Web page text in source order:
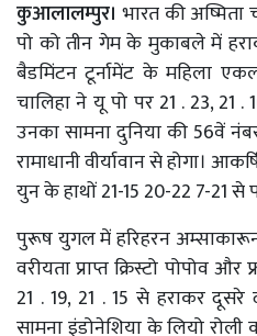
कुआलालम्पुर।भारत की अष्मिता
पो को तीन गेम के मुकाबले में
बैडमिंटन टूर्नामेंट के महिला
चालिहा ने यू पो पर 21 . 23, 21
उनका सामना दुनिया की 56वें
रामाधानी वीर्यावान से होगा।
युन के हाथों 21-15 20-22 7-21 से
पुरूष युगल में हरिहरन
वरीयता प्राप्त क्रिस्टो पोपोव
21 . 19, 21 . 15 से हराकर
सामना इंडोनेशिया के लियो रोली